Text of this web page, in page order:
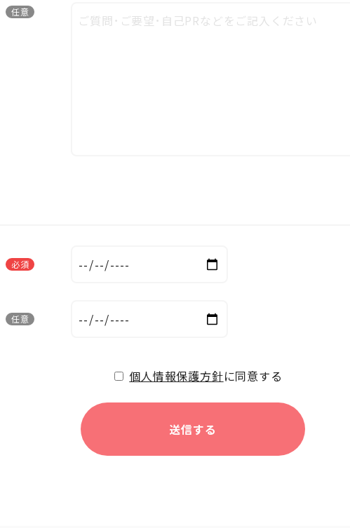
任意
必須
任意
個人情報保護方針に同意する